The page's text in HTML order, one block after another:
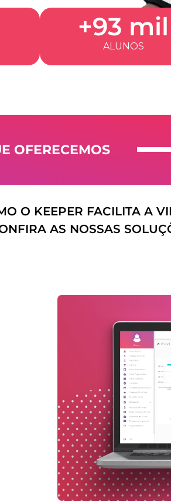
+93 mil
ALUNOS
OFERECEMOS
O KEEPER FACILITA A
AS NOSSAS